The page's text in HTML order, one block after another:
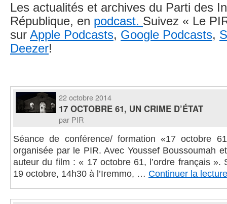
Les actualités et archives du Parti des
République, en podcast. Suivez « Le
sur Apple Podcasts, Google Podcasts,
Deezer!
22 octobre 2014
17 OCTOBRE 61, UN CRIME D’ÉTAT
par PIR
Séance de conférence/ formation «17 octobre
organisée par le PIR. Avec Youssef Boussoumah
auteur du film : « 17 octobre 61, l’ordre français ».
19 octobre, 14h30 à l’Iremmo, … Continuer la